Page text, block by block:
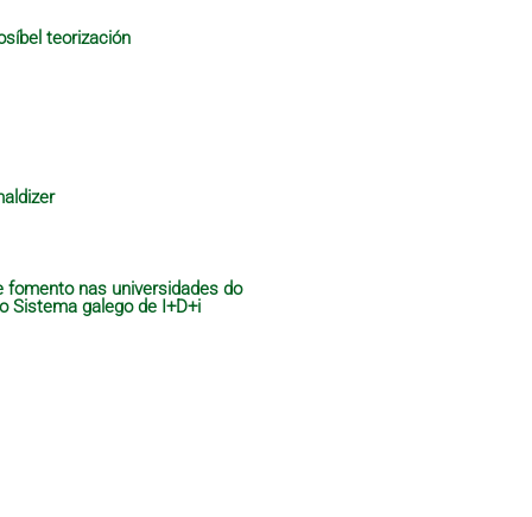
teorización
nas universidades do
Sistema galego de I+D+i